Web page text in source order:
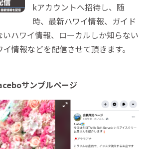
kアカウントへ招待し、随
時、最新ハワイ情報、ガイド
いハワイ情報、ローカルしか知らない
情報などを配信させて頂きます。
サンプルページ